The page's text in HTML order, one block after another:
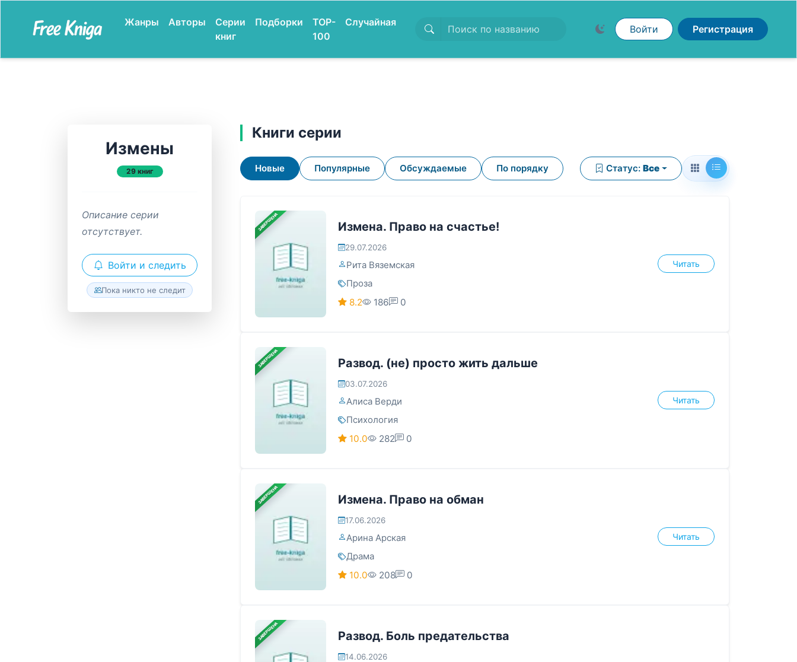
Жанры Авторы
Серии
книг
Подборки
TOP-
100
Случайная
Войти Регистрация
Измены
29 книг
Описание серии
отсутствует.
Войти и следить
Пока никто не следит
Книги серии
Новые Популярные Обсуждаемые По порядку Статус: Все
ЗАВЕРШЕНА Измена. Право на счастье!
29.07.2026
Рита Вяземская
Проза
8.2
186 0
Читать
ЗАВЕРШЕНА Развод. (не) просто жить дальше
03.07.2026
Алиса Верди
Психология
10.0
282 0
Читать
ЗАВЕРШЕНА Измена. Право на обман
17.06.2026
Арина Арская
Драма
10.0
208 0
Читать
ЗАВЕРШЕНА Развод. Боль предательства
14.06.2026